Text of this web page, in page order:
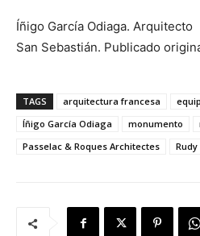
Íñigo García Odiaga. Arquitecto
San Sebastián. Publicado
TAGS arquitectura francesa
Íñigo García Odiaga
monumento
Passelac & Roques Architectes